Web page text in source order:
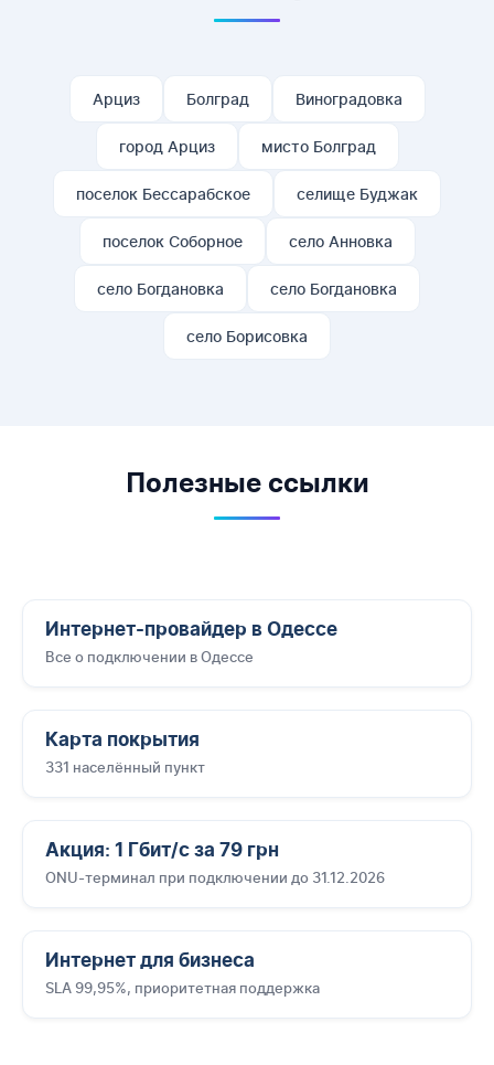
Арциз Болград Виноградовка
город Арциз мисто Болград
поселок Бессарабское селище Буджак
поселок Соборное село Анновка
село Богдановка село Богдановка
село Борисовка
Полезные ссылки
Интернет-провайдер в Одессе
Все о подключении в Одессе
Карта покрытия
331 населённый пункт
Акция: 1 Гбит/с за 79 грн
ONU-терминал при подключении до 31.12.2026
Интернет для бизнеса
SLA 99,95%, приоритетная поддержка